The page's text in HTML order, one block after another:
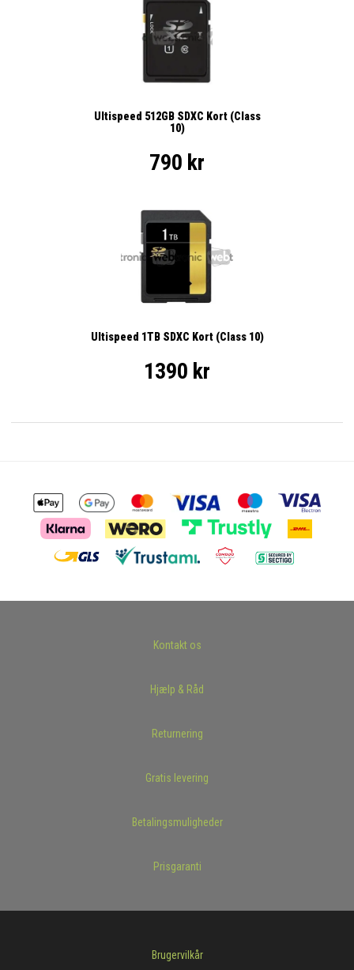
Ultispeed 512GB SDXC Kort (Class
10)
790 kr
Ultispeed 1TB SDXC Kort (Class 10)
1390 kr
Kontakt os
Hjælp & Råd
Returnering
Gratis levering
Betalingsmuligheder
Prisgaranti
Brugervilkår